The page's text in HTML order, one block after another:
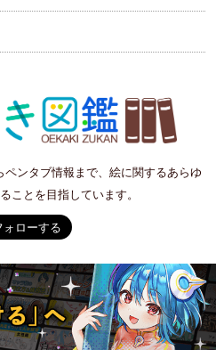
ンタブ情報まで、絵に関するあらゆ
ことを目指しています。